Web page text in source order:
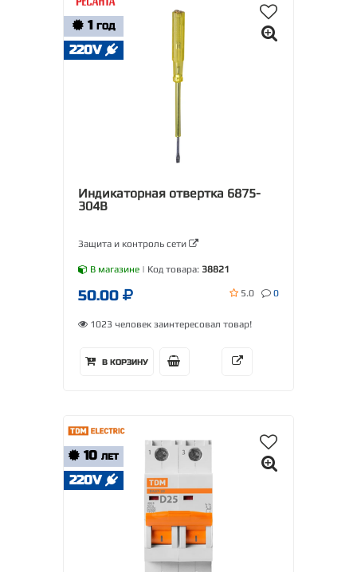
1 ГОД
220V
Индикаторная отвертка 6875-
304B
Защита и контроль сети
В магазине | Код товара: 38821
50.00 5.0 0
1023 человек заинтересовал товар!
В КОРЗИНУ
10 ЛЕТ
220V